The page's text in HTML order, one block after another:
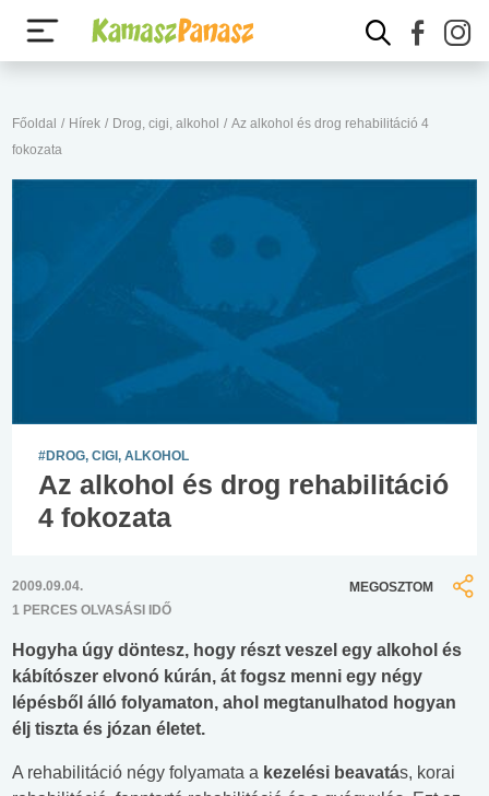
Főoldal / Hírek / Drog, cigi, alkohol / Az alkohol és drog rehabilitáció 4
fokozata
#DROG, CIGI, ALKOHOL
Az alkohol és drog rehabilitáció
4 fokozata
2009.09.04.
1 PERCES OLVASÁSI IDŐ
MEGOSZTOM
Hogyha úgy döntesz, hogy részt veszel egy alkohol és
kábítószer elvonó kúrán, át fogsz menni egy négy
lépésből álló folyamaton, ahol megtanulhatod hogyan
élj tiszta és józan életet.
A rehabilitáció négy folyamata a kezelési beavatás, korai